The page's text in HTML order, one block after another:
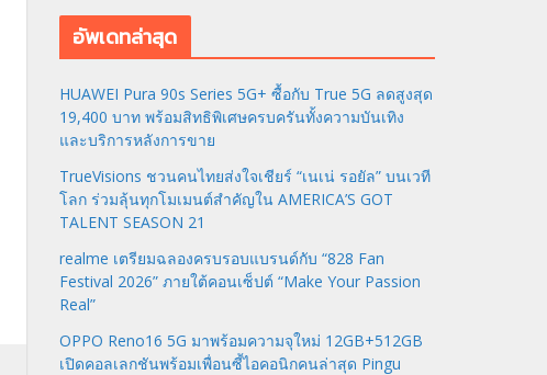
อัพเดทล่าสุด
HUAWEI Pura 90s Series 5G+ ซื้อกับ True 5G ลดสูงสุด
19,400 บาท พร้อมสิทธิพิเศษครบครันทั้งความบันเทิง
และบริการหลังการขาย
TrueVisions ชวนคนไทยส่งใจเชียร์ “เนเน่ รอยัล” บนเวที
โลก ร่วมลุ้นทุกโมเมนต์สำคัญใน AMERICA’S GOT
TALENT SEASON 21
realme เตรียมฉลองครบรอบแบรนด์กับ “828 Fan
Festival 2026” ภายใต้คอนเซ็ปต์ “Make Your Passion
Real”
OPPO Reno16 5G มาพร้อมความจุใหม่ 12GB+512GB
เปิดคอลเลกชันพร้อมเพื่อนซี้ไอคอนิกคนล่าสุด Pingu